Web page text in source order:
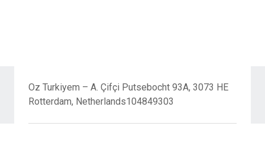
Oz Turkiyem – A. Çifçi Putsebocht 93A, 3073 HE
Rotterdam, Netherlands104849303